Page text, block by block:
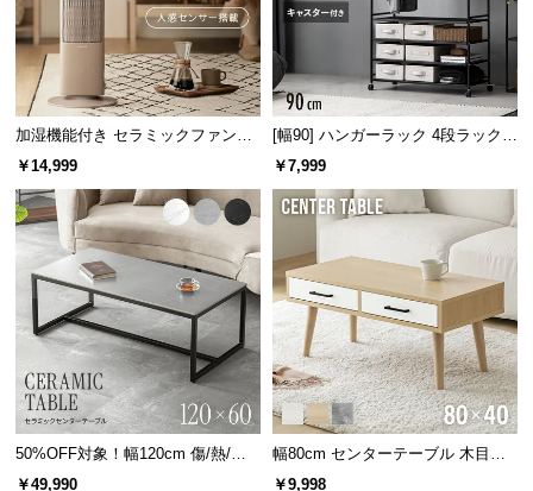
加湿機能付き セラミックファンヒ
ーター
￥14,999
[幅90] ハンガーラック 4段ラック収
納 キャスター付き
￥7,999
50%OFF対象！幅120cm 傷/熱/汚
れに強い セラミック製センターテ
￥49,990
幅80cm センターテーブル 木目調/
モルタル調 収納付き テーパードレ
￥9,998